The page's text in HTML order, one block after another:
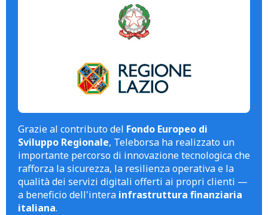
Grazie al contributo del Fondo Europeo di
Sviluppo Regionale, Teleborsa ha realizzato un
importante percorso di innovazione tecnologica che
rafforza la sicurezza, la resilienza operativa e la
qualità dei servizi digitali offerti ai propri clienti —
a beneficio dell'intera infrastruttura finanziaria
italiana.